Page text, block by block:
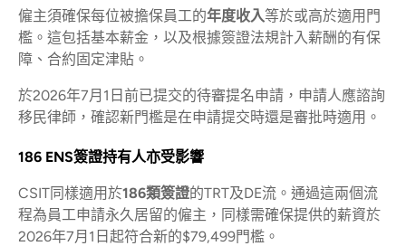
僱主須確保每位被擔保員工的年度收入等於或高於適用門
檻。這包括基本薪金，以及根據簽證法規計入薪酬的有保
障、合約固定津貼。
於2026年7月1日前已提交的待審提名申請，申請人應諮詢
移民律師，確認新門檻是在申請提交時還是審批時適用。
186 ENS簽證持有人亦受影響
CSIT同樣適用於186類簽證的TRT及DE流。通過這兩個流
程為員工申請永久居留的僱主，同樣需確保提供的薪資於
2026年7月1日起符合新的$79,499門檻。